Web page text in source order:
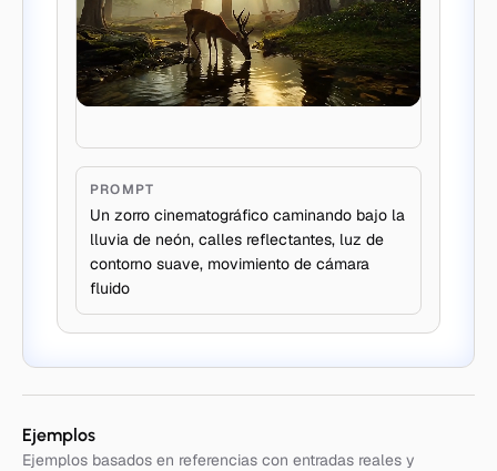
PROMPT
Un zorro cinematográfico caminando bajo la
lluvia de neón, calles reflectantes, luz de
contorno suave, movimiento de cámara
fluido
Ejemplos
Ejemplos basados en referencias con entradas reales y